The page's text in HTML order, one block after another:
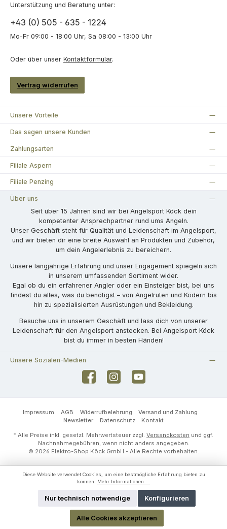
Unterstützung und Beratung unter:
+43 (0) 505 - 635 - 1224
Mo-Fr 09:00 - 18:00 Uhr, Sa 08:00 - 13:00 Uhr
Oder über unser Kontaktformular.
Vertrag widerrufen
Unsere Vorteile
Das sagen unsere Kunden
Zahlungsarten
Filiale Aspern
Filiale Penzing
Über uns
Seit über 15 Jahren sind wir bei Angelsport Köck dein
kompetenter Ansprechpartner rund ums Angeln.
Unser Geschäft steht für Qualität und Leidenschaft im Angelsport,
und wir bieten dir eine breite Auswahl an Produkten und Zubehör,
um dein Angelerlebnis zu bereichern.
Unsere langjährige Erfahrung und unser Engagement spiegeln sich
in unserem umfassenden Sortiment wider.
Egal ob du ein erfahrener Angler oder ein Einsteiger bist, bei uns
findest du alles, was du benötigst – von Angelruten und Ködern bis
hin zu spezialisierten Ausrüstungen und Bekleidung.
Besuche uns in unserem Geschäft und lass dich von unserer
Leidenschaft für den Angelsport anstecken. Bei Angelsport Köck
bist du immer in besten Händen!
Unsere Sozialen-Medien
FacebookInstagramYouTube
Impressum AGB Widerrufbelehrung
Versand und Zahlung
Newsletter
Datenschutz Kontakt
* Alle Preise inkl. gesetzl. Mehrwertsteuer zzgl. Versandkosten und ggf.
Nachnahmegebühren, wenn nicht anders angegeben.
© 2026 Elektro-Shop Köck GmbH - Alle Rechte vorbehalten.
Diese Website verwendet Cookies, um eine bestmögliche Erfahrung bieten zu
können. Mehr Informationen ...
Nur technisch notwendige Konfigurieren
Alle Cookies akzeptieren